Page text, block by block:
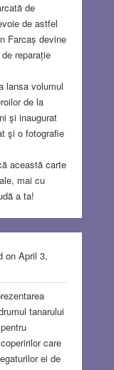
de
de astfel
Farcaș devine
reparație
lansa volumul
de la
şi inaugurat
şi o fotografie
această carte
mai cu
a ta!
on April 3,
tanarului
care
ei de